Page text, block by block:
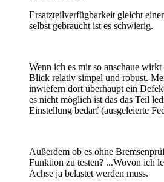
Ersatzteilverfügbarkeit gleicht
selbst gebraucht ist es schwierig.
Wenn ich es mir so anschaue wirkt
Blick relativ simpel und robust.
inwiefern dort überhaupt ein
es nicht möglich ist das das Teil
Einstellung bedarf (ausgeleierte
Außerdem ob es ohne
Funktion zu testen? ...Wovon ich
Achse ja belastet werden muss.